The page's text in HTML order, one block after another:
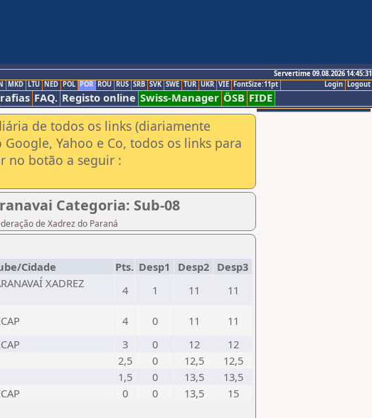
Servertime 09.08.2026 14:45:31
Logout
Login
MKD LTU NED POL POR ROU RUS SRB SVK SWE TUR UKR VIE FontSize:11pt
FAQ. Registo online Swiss-Manager ÖSB FIDE
de todos os links (diariamente
Yahoo e Co, todos os links para
no botão a seguir :
Categoria: Sub-08
de Xadrez do Paraná
Cidade Pts. Desp1 Desp2 Desp3
XADREZ
4 1 11 11
4 0 11
11
3 0 12
12
2,5 0 12,5
12,5
1,5 0 13,5
13,5
0 0 13,5
15